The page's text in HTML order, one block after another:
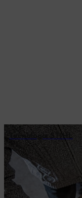
Tecnologia STIHL